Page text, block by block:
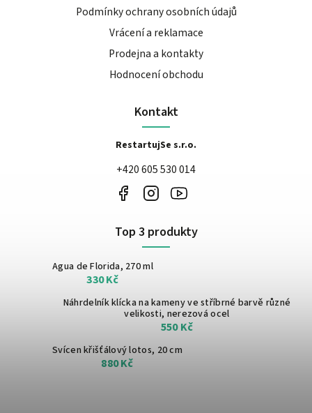
Podmínky ochrany osobních údajů
Vrácení a reklamace
Prodejna a kontakty
Hodnocení obchodu
Kontakt
RestartujSe s.r.o.
+420 605 530 014
Top 3 produkty
Agua de Florida, 270 ml
330 Kč
Náhrdelník klícka na kameny ve stříbrné barvě různé
velikosti, nerezová ocel
550 Kč
Svícen křišťálový lotos, 20 cm
880 Kč